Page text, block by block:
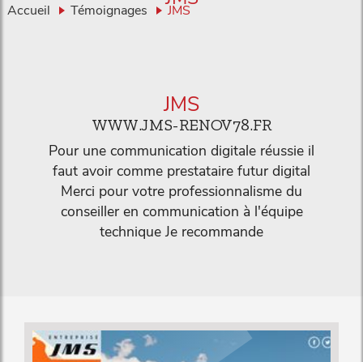
Accueil Témoignages JMS
JMS
WWW.JMS-RENOV78.FR
Pour une communication digitale réussie il
faut avoir comme prestataire futur digital
Merci pour votre professionnalisme du
conseiller en communication à l'équipe
technique Je recommande